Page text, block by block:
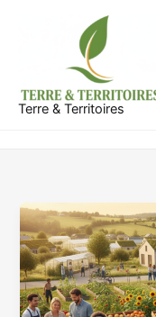
Terre & Territoires